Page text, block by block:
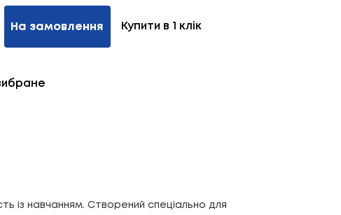
На замовлення Купити в 1 клік
із навчанням. Створений спеціально для